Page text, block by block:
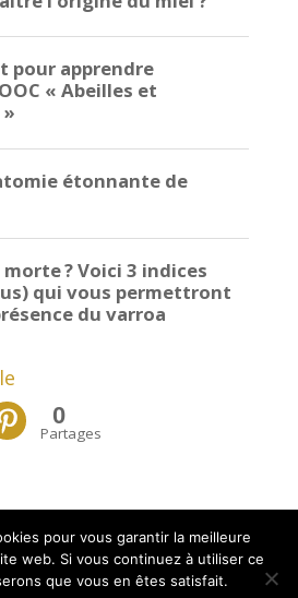
0
Partages
pour vous garantir la meilleure
web. Si vous continuez à utiliser ce
que vous en êtes satisfait.